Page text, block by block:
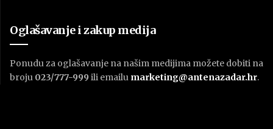
Oglašavanje i zakup medija
Ponudu za oglašavanje na našim medijima možete dobiti na
broju 023/777-999 ili emailu marketing@antenazadar.hr.